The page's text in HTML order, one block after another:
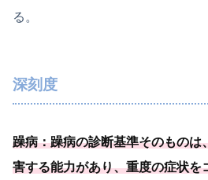
る。
深刻度
躁病：躁病の診断基準そのものは
害する能力があり、重度の症状を